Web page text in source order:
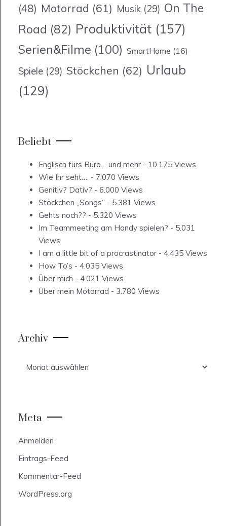
(48) Motorrad (61) Musik (29) On The
Road (82) Produktivität (157)
Serien&Filme (100) SmartHome (16)
Spiele (29) Stöckchen (62) Urlaub
(129)
Beliebt
Englisch fürs Büro… und mehr - 10.175 Views
Wie Ihr seht…. - 7.070 Views
Genitiv? Dativ? - 6.000 Views
Stöckchen „Songs“ - 5.381 Views
Gehts noch?? - 5.320 Views
Im Teammeeting am Handy spielen? - 5.031
Views
I am a little bit of a procrastinator - 4.435 Views
How To’s - 4.035 Views
Über mich - 4.021 Views
Über mein Motorrad - 3.780 Views
Archiv
Meta
Anmelden
Eintrags-Feed
Kommentar-Feed
WordPress.org